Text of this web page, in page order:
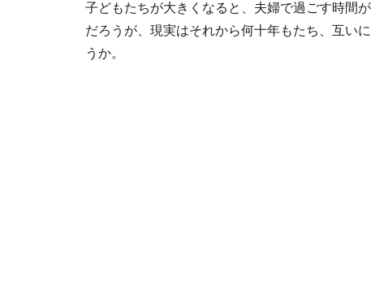
子どもたちが大きくなると、夫婦で過ごす時間
だろうが、現実はそれから何十年もたち、互い
うか。